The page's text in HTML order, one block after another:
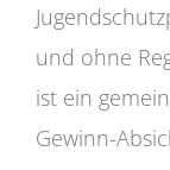
und ohne
ist ein
Gewinn-